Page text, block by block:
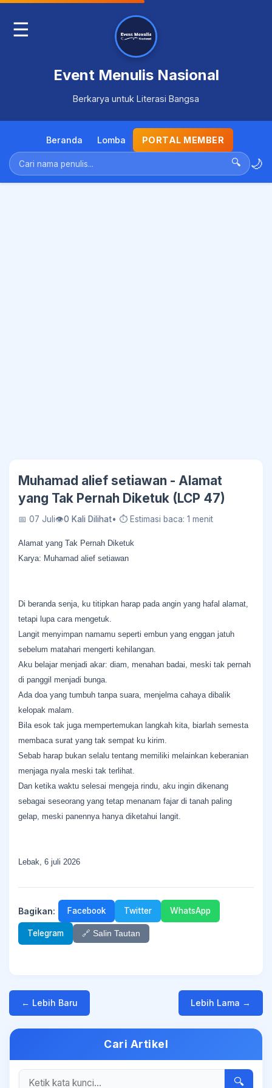
☰
Event Menulis Nasional
Berkarya untuk Literasi Bangsa
Beranda Lomba PORTAL MEMBER
🔍 🌙
Muhamad alief setiawan - Alamat
yang Tak Pernah Diketuk (LCP 47)
📅 07 Juli👁0 Kali Dilihat• ⏱ Estimasi baca: 1 menit
Alamat yang Tak Pernah Diketuk
Karya: Muhamad alief setiawan
Di beranda senja, ku titipkan harap pada angin yang hafal alamat,
tetapi lupa cara mengetuk.
Langit menyimpan namamu seperti embun yang enggan jatuh
sebelum matahari mengerti kehilangan.
Aku belajar menjadi akar: diam, menahan badai, meski tak pernah
di panggil menjadi bunga.
Ada doa yang tumbuh tanpa suara, menjelma cahaya dibalik
kelopak malam.
Bila esok tak juga mempertemukan langkah kita, biarlah semesta
membaca surat yang tak sempat ku kirim.
Sebab harap bukan selalu tentang memiliki melainkan keberanian
menjaga nyala meski tak terlihat.
Dan ketika waktu selesai mengeja rindu, aku ingin dikenang
sebagai seseorang yang tetap menanam fajar di tanah paling
gelap, meski panennya hanya diketahui langit.
Lebak, 6 juli 2026
Bagikan: Facebook Twitter WhatsApp
Telegram 🔗 Salin Tautan
← Lebih Baru Lebih Lama →
Cari Artikel
🔍